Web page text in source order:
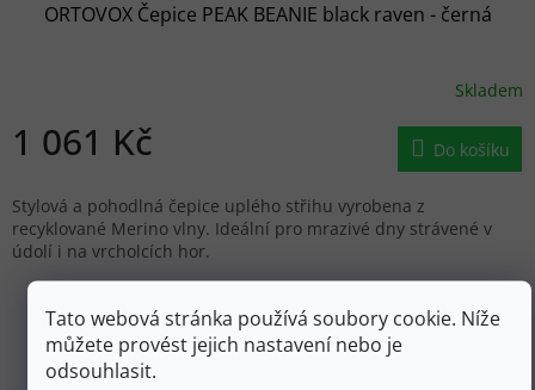
Tato webová stránka používá soubory cookie. Níže
můžete provést jejich nastavení nebo je
odsouhlasit.
ORTOVOX Čepice PEAK BEANIE black raven - černá
Skladem
1 061 Kč Do košíku
Stylová a pohodlná čepice uplého střihu vyrobena z
recyklované Merino vlny. Ideální pro mrazivé dny strávené v
údolí i na vrcholcích hor.
ZOBRAZIT VŠECHNY PODOBNÉ PRODUKTY